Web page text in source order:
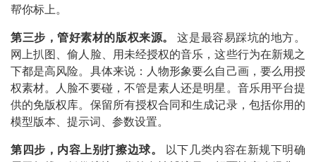
帮你标上。
第三步，管好素材的版权来源。
这是最容易踩坑的地方。
网上扒图、偷人脸、用未经授权的音乐，这些行为在新规之
下都是高风险。具体来说：人物形象要么自己画，要么用授
权素材。人脸不要碰，不管是素人还是明星。音乐用平台提
供的免版权库。保留所有授权合同和生成记录，包括你用的
模型版本、提示词、参数设置。
第四步，内容上别打擦边球。
以下几类内容在新规下明确